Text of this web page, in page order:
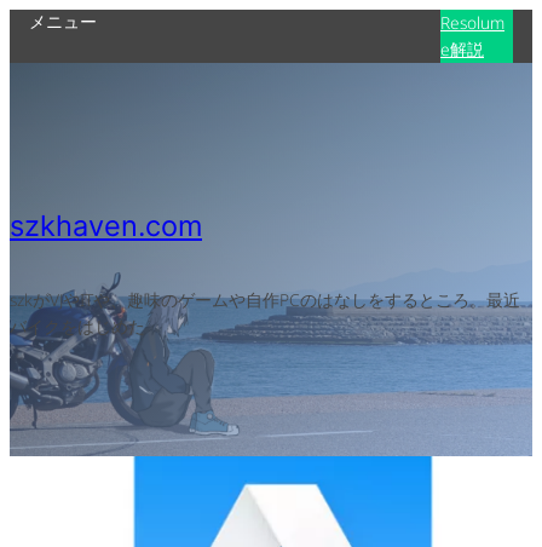
メニュー
Resolum
e解説
szkhaven.com
szkがVJやITや、趣味のゲームや自作PCのはなしをするところ。最近
バイクをはじめた